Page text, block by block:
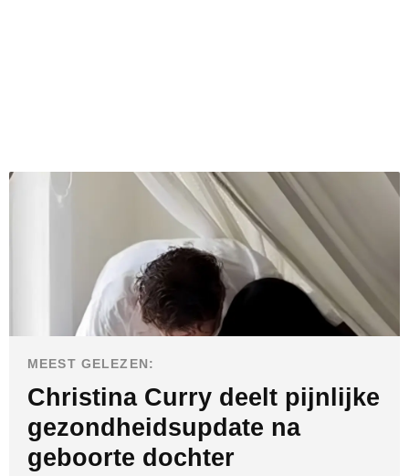
MEEST GELEZEN:
Christina Curry deelt pijnlijke
gezondheidsupdate na
geboorte dochter